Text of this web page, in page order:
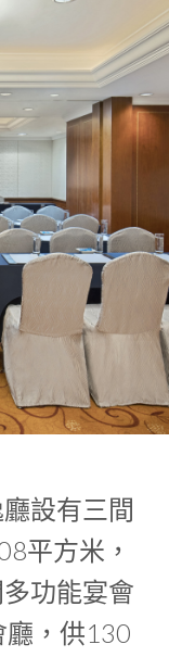
1
1 0
設有三間
平方米，
功能宴會
廳，供130